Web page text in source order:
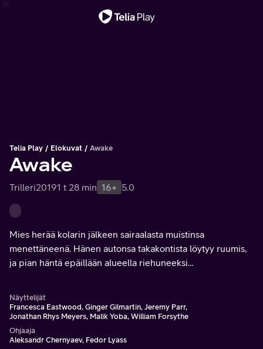
Telia Play Elokuvat Awake
Awake
Trilleri20191 t 28 min 16+ 5.0
Mies herää kolarin jälkeen sairaalasta muistinsa
menettäneenä. Hänen autonsa takakontista löytyy ruumis,
ja pian häntä epäillään alueella riehuneeksi
Näyttelijät
Francesca Eastwood, Ginger Gilmartin, Jeremy Parr,
Jonathan Rhys Meyers, Malik Yoba, William Forsythe
Ohjaaja
Aleksandr Chernyaev, Fedor Lyass